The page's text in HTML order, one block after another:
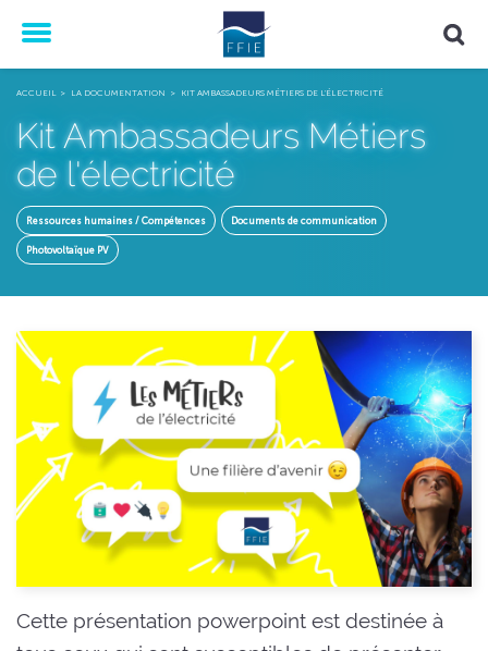
ACCUEIL
LA DOCUMENTATION KIT AMBASSADEURS MÉTIERS DE L'ÉLECTRICITÉ
Kit Ambassadeurs Métiers
de l'électricité
Ressources humaines / Compétences Documents de communication
Photovoltaïque PV
Cette présentation powerpoint est destinée à